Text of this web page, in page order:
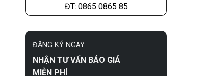
ĐT: 0865 0865 85
ĐĂNG KÝ NGAY
NHẬN TƯ VẤN BÁO GIÁ
MIỄN PHÍ